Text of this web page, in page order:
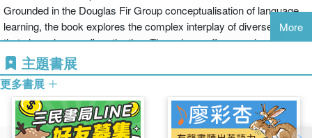
Grounded in the Douglas Fir Group conceptualisation of language
learning, the book explores the complex interplay of diverse factors
that shape learners'' motivation. The volume offers a unique
window into the situated nature of language learning motivation in
the macro, meso and micro contexts of a Chinese heritage society.
In so doing it brings the Chinese voice into the theorization of this
important language learning construct. Potential future research
avenues are suggested and implications for policy and practice are
More
主題書展
更多書展